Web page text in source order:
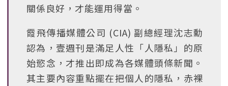
關係良好，才能運用得當。
霞飛傳播媒體公司 (CIA) 副總經理沈志勳
認為，壹週刊是滿足人性「人隱私」的原
始慾念，才推出即成為各媒體頭條新聞。
其主要內容重點擺在把個人的隱私，赤裸